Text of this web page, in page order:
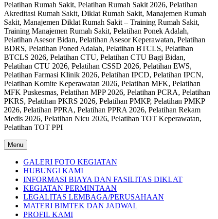
Pelatihan Rumah Sakit, Pelatihan Rumah Sakit 2026, Pelatihan
Akreditasi Rumah Sakit, Diklat Rumah Sakit, Manajemen Rumah
Sakit, Manajemen Diklat Rumah Sakit – Training Rumah Sakit,
Training Manajemen Rumah Sakit, Pelatihan Ponek Adalah,
Pelatihan Asesor Bidan, Pelatihan Asesor Keperawatan, Pelatihan
BDRS, Pelatihan Poned Adalah, Pelatihan BTCLS, Pelatihan
BTCLS 2026, Pelatihan CTU, Pelatihan CTU Bagi Bidan,
Pelatihan CTU 2026, Pelatihan CSSD 2026, Pelatihan EWS,
Pelatihan Farmasi Klinik 2026, Pelatihan IPCD, Pelatihan IPCN,
Pelatihan Komite Keperawatan 2026, Pelatihan MFK, Pelatihan
MFK Puskesmas, Pelatihan MPP 2026, Pelatihan PCRA, Pelatihan
PKRS, Pelatihan PKRS 2026, Pelatihan PMKP, Pelatihan PMKP
2026, Pelatihan PPRA, Pelatihan PPRA 2026, Pelatihan Rekam
Medis 2026, Pelatihan Nicu 2026, Pelatihan TOT Keperawatan,
Pelatihan TOT PPI
Menu
GALERI FOTO KEGIATAN
HUBUNGI KAMI
INFORMASI BIAYA DAN FASILITAS DIKLAT
KEGIATAN PERMINTAAN
LEGALITAS LEMBAGA/PERUSAHAAN
MATERI BIMTEK DAN JADWAL
PROFIL KAMI